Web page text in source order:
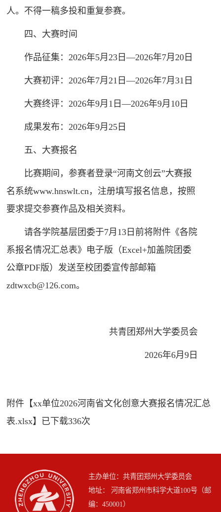
人。不得一稿多投和重复参赛。
四、大赛时间
作品征集：2026年5月23日—2026年7月20日
大赛初评：2026年7月21日—2026年7月31日
大赛终评：2026年9月1日—2026年9月10日
成果发布：2026年9月25日
五、大赛报名
比赛期间，参赛者登录“河南文创云”大赛报
名系统www.hnswlt.cn，注册填写报名信息，按照
要求提交参赛作品及相关资料。
请各学院基层团委于7月13日前将附件《各院
系报名情况汇总表》电子版（Excel+加盖院团委
公章PDF版）发送至校团委宣传部邮箱
zdtwxcb@126.com。
共青团郑州大学委员会
2026年6月9日
附件【xx单位2026河南省文化创意大赛报名情况汇总
表.xlsx】已下载336次
主办单位：共青团郑州大学委员会
地址： 河南省郑州市科学大道100号（邮
编：450001）